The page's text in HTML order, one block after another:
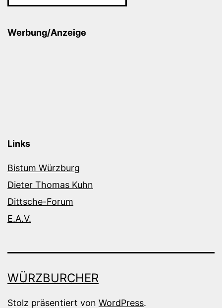
Werbung/Anzeige
Links
Bistum Würzburg
Dieter Thomas Kuhn
Dittsche-Forum
E.A.V.
WÜRZBURCHER
Stolz präsentiert von WordPress.